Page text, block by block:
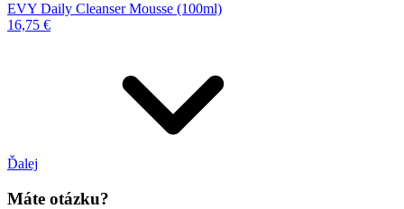
EVY Daily Cleanser Mousse (100ml)
16,75 €
Ďalej
Máte otázku?